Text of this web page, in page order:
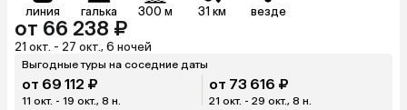
линия галька 300 м 31 км везде
от 66 238 ₽
21 окт. - 27 окт., 6 ночей
Выгодные туры на соседние даты
от 69 112 ₽
11 окт. - 19 окт., 8 н.
от 73 616 ₽
21 окт. - 29 окт., 8 н.